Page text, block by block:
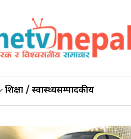
शिक्षा / स्वास्थ्यसम्पादकीय